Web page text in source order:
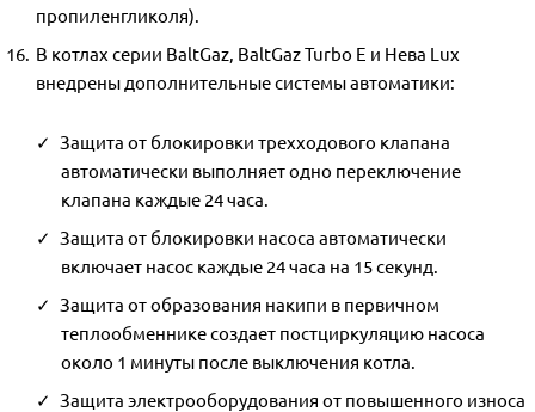
пропиленгликоля).
В котлах серии BaltGaz, BaltGaz Turbo E и Нева Lux
внедрены дополнительные системы автоматики:
Защита от блокировки трехходового клапана
автоматически выполняет одно переключение
клапана каждые 24 часа.
Защита от блокировки насоса автоматически
включает насос каждые 24 часа на 15 секунд.
Защита от образования накипи в первичном
теплообменнике создает постциркуляцию насоса
около 1 минуты после выключения котла.
Защита электрооборудования от повышенного износа